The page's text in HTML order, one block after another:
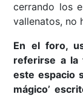
cerrando los
vallenatos, no
En el foro,
referirse a la
este espacio
mágico’